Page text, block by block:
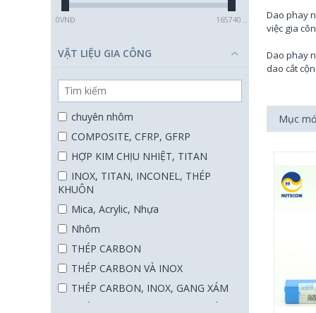
0VNĐ 1657400 VNĐ
VẬT LIỆU GIA CÔNG
chuyên nhôm
COMPOSITE, CFRP, GFRP
HỢP KIM CHỊU NHIỆT, TITAN
INOX, TITAN, INCONEL, THÉP
KHUÔN
Mica, Acrylic, Nhựa
Nhôm
THÉP CARBON
THÉP CARBON VÀ INOX
THÉP CARBON, INOX, GANG XÁM
Dao phay
việc gia
Dao phay
dao cắt
Mục